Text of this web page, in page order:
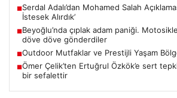
■Serdal Adalı’dan Mohamed Salah
İstesek Alırdık’
■Beyoğlu’nda çıplak adam paniği.
döve döve gönderdiler
■Outdoor Mutfaklar ve Prestijli Yaşam
■Ömer Çelik’ten Ertuğrul Özkök’e sert
bir sefalettir